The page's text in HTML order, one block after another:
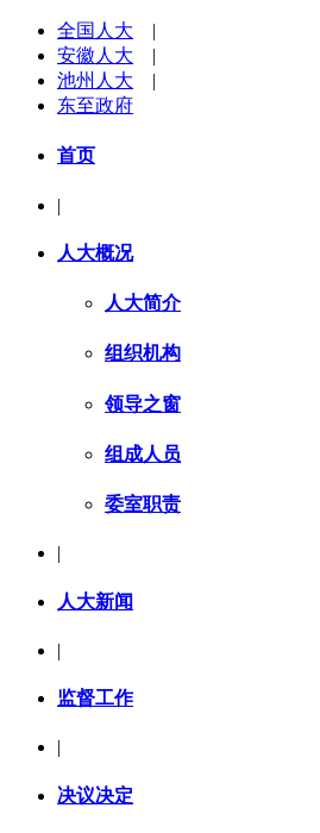
全国人大 |
安徽人大 |
池州人大 |
东至政府
首页
|
人大概况
人大简介
组织机构
领导之窗
组成人员
委室职责
|
人大新闻
|
监督工作
决议决定